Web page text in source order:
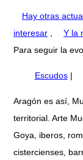
Hay otras
interesar
Y la
Para seguir la
Escudos|
Aragón es así,
territorial. Arte
Goya, iberos,
cistercienses,